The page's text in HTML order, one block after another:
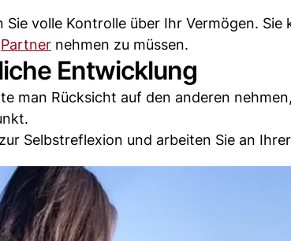
Sie volle Kontrolle über Ihr Vermögen.
Partner nehmen zu müssen.
Entwicklung
man Rücksicht auf den anderen
Selbstreflexion und arbeiten Sie an